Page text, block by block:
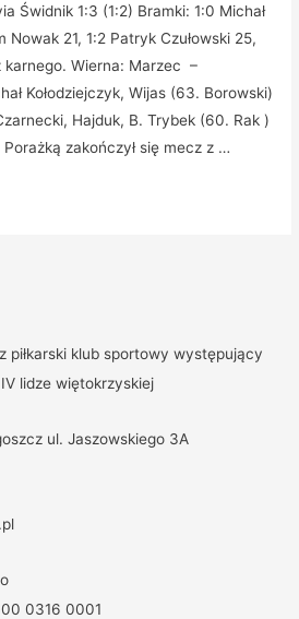
Świdnik 1:3 (1:2) Bramki: 1:0 Michał
Nowak 21, 1:2 Patryk Czułowski 25,
karnego. Wierna: Marzec –
Kołodziejczyk, Wijas (63. Borowski)
Hajduk, B. Trybek (60. Rak )
zakończył się mecz z …
piłkarski klub sportowy występujący
lidze więtokrzyskiej
ul. Jaszowskiego 3A
0316 0001